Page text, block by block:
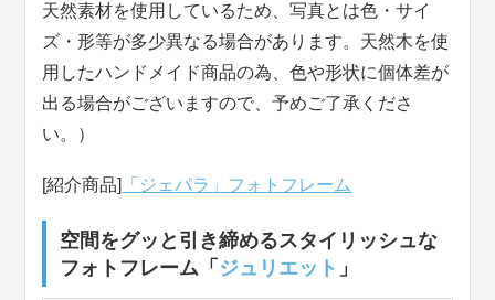
天然素材を使用しているため、写真とは色・サイ
ズ・形等が多少異なる場合があります。天然木を使
用したハンドメイド商品の為、色や形状に個体差が
出る場合がございますので、予めご了承くださ
い。）
[紹介商品] 「ジェパラ」フォトフレーム
空間をグッと引き締めるスタイリッシュな
フォトフレーム「 ジュリエット 」